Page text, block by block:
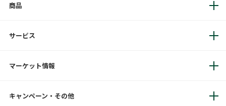
商品
サービス
マーケット情報
キャンペーン・その他